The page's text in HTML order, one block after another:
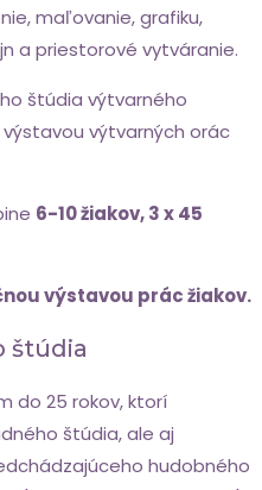
maľovanie, grafiku,
a priestorové vytváranie.
štúdia výtvarného
výtvarných orác
6-10 žiakov, 3 x 45
výstavou prác žiakov.
štúdia
do 25 rokov, ktorí
štúdia, ale aj
hudobného